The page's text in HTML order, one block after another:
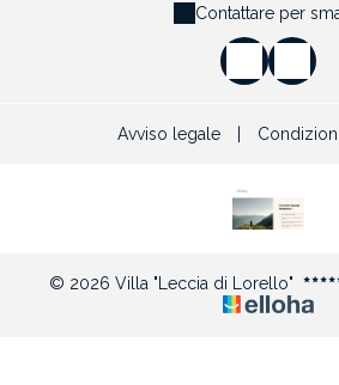
Contattare per
Avviso legale
© 2026 Villa "Leccia di Lorello"